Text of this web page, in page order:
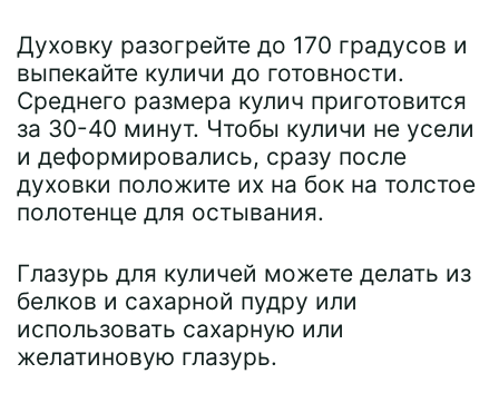
Духовку разогрейте до 170 градусов и
выпекайте куличи до готовности.
Среднего размера кулич приготовится
за 30-40 минут. Чтобы куличи не усели
и деформировались, сразу после
духовки положите их на бок на толстое
полотенце для остывания.
Глазурь для куличей можете делать из
белков и сахарной пудру или
использовать сахарную или
желатиновую глазурь.